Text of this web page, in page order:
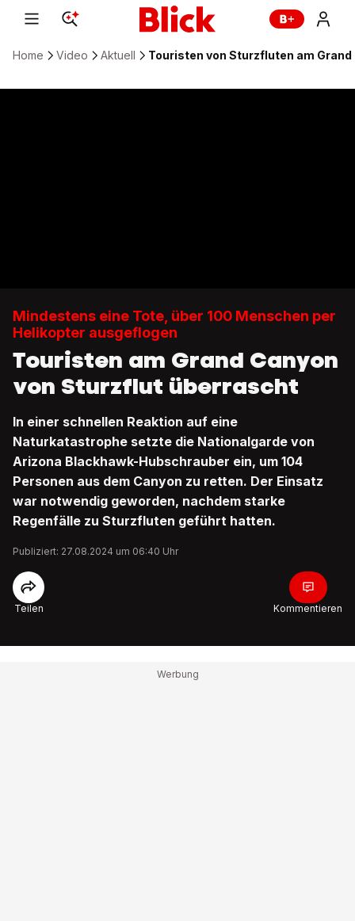
Home Video Aktuell Touristen von Sturzfluten am
Mindestens eine Tote, über 100 Menschen per
Helikopter ausgeflogen
Touristen am Grand Canyon
von Sturzflut überrascht
In einer schnellen Reaktion auf eine
Naturkatastrophe setzte die Nationalgarde von
Arizona Blackhawk-Hubschrauber ein, um 104
Personen aus dem Canyon zu retten. Der Einsatz
war notwendig geworden, nachdem starke
Regenfälle zu Sturzfluten geführt hatten.
Publiziert: 27.08.2024 um 06:40 Uhr
Teilen Kommentieren